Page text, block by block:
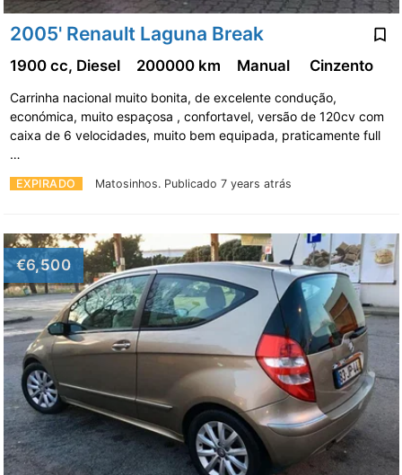
2005' Renault Laguna Break
EXPIRADO Matosinhos. Publicado 7 years atrás
1900 cc, Diesel 200000 km Manual Cinzento
Carrinha nacional muito bonita, de excelente condução,
económica, muito espaçosa , confortavel, versão de 120cv com
caixa de 6 velocidades, muito bem equipada, praticamente full
…
€6,500